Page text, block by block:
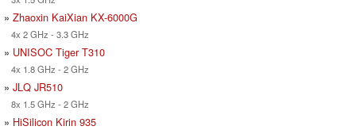
» Zhaoxin KaiXian KX-6000G
4x 2 GHz - 3.3 GHz
» UNISOC Tiger T310
4x 1.8 GHz - 2 GHz
» JLQ JR510
8x 1.5 GHz - 2 GHz
» HiSilicon Kirin 935